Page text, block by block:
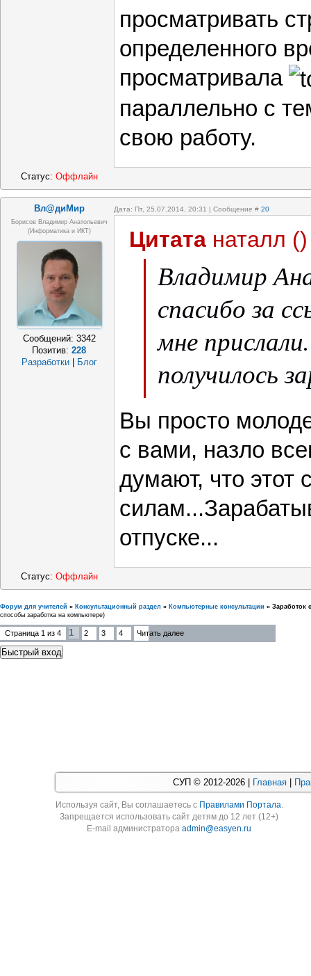
просматривать
определенного
просматривала
параллельно с
свою работу.
Статус: Оффлайн
Вл@диМир Дата: Пт, 25.07.2014, 20:31 | Сообщение # 20
Борисов Владимир Анатольевич
(информатика и ИКТ)
Сообщений: 3342
Позитив:228
Разработки
Блог
Цитата наталл ()
Владимир
спасибо за
мне
получилось
что все
ничего не
течение
я их не
параллельно
делала свою
Вы просто
с вами, назло
думают, что этот
отпуске...
Статус: Оффлайн
Форум для учителей » Консультационный раздел » Компьютерные консультации » Заработок
способы заработка на компьютере)
Страница 1 из 4 1 2 3 4 Читать далее
СУП © 2012-2026 | Главная
Используя cайт, Вы соглашаетесь с Правилами Портала.
Запрещается использовать сайт детям до 12 лет (12+)
E-mail администратораadmin@easyen.ru